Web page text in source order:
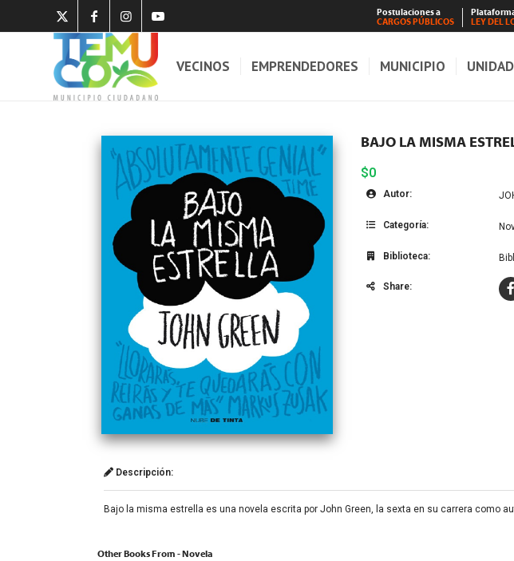
Postulaciones a
CARGOS PÚBLICOS
LEY DEL
VECINOS EMPRENDEDORES MUNICIPIO
BAJO LA MISMA
$0
Autor:
Categoría:
Biblioteca:
Share:
Descripción:
Bajo la misma estrella es una novela escrita por John Green, la sexta en su carrera como
Other Books From - Novela